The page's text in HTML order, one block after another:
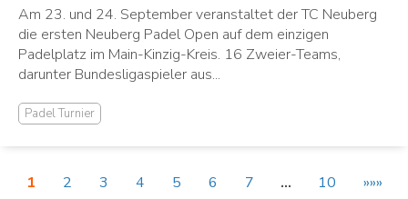
Am 23. und 24. September veranstaltet der TC Neuberg
die ersten Neuberg Padel Open auf dem einzigen
Padelplatz im Main-Kinzig-Kreis. 16 Zweier-Teams,
darunter Bundesligaspieler aus...
Padel Turnier
1 2 3 4 5 6 7 … 10 »»»